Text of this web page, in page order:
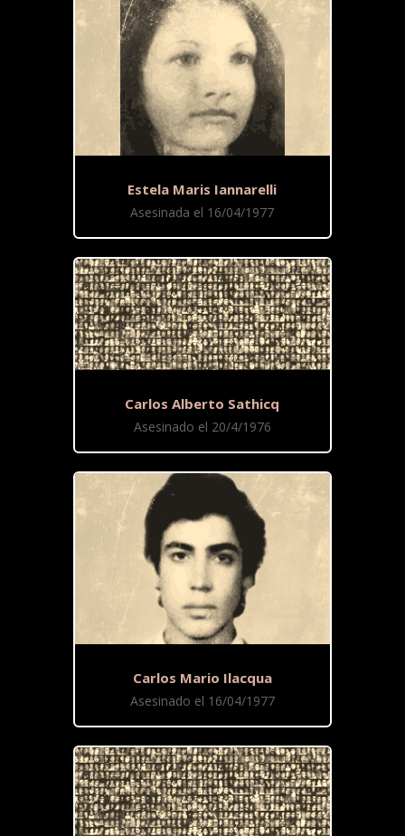
Estela Maris Iannarelli
Asesinada el 16/04/1977
Carlos Alberto Sathicq
Asesinado el 20/4/1976
Carlos Mario Ilacqua
Asesinado el 16/04/1977